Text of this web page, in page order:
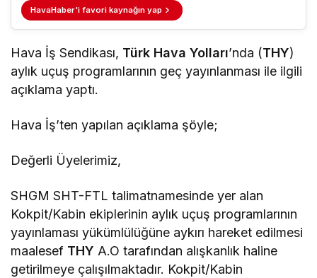
HavaHaber'i favori kaynağın yap
Hava İş Sendikası, Türk Hava Yolları’nda (THY)
aylık uçuş programlarının geç yayınlanması ile ilgili
açıklama yaptı.
Hava İş’ten yapılan açıklama şöyle;
Değerli Üyelerimiz,
SHGM SHT-FTL talimatnamesinde yer alan
Kokpit/Kabin ekiplerinin aylık uçuş programlarının
yayınlaması yükümlülüğüne aykırı hareket edilmesi
maalesef THY A.O tarafından alışkanlık haline
getirilmeye çalışılmaktadır. Kokpit/Kabin